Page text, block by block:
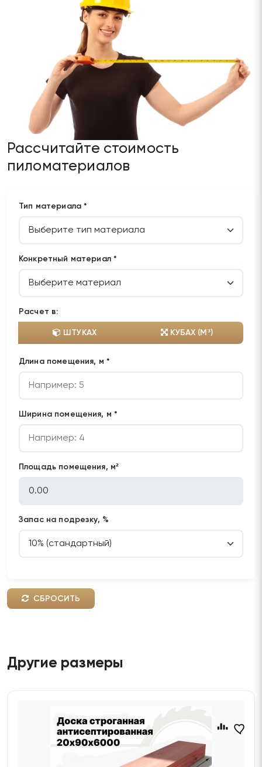
Рассчитайте стоимость
пиломатериалов
Тип материала *
Конкретный материал *
Расчет в:
ШТУКАХ КУБАХ (М³)
Длина помещения, м *
Ширина помещения, м *
Площадь помещения, м²
Запас на подрезку, %
СБРОСИТЬ
Другие размеры